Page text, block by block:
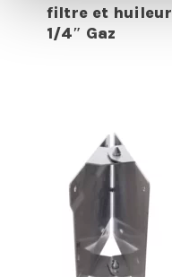
filtre et huileur
1/4″ Gaz